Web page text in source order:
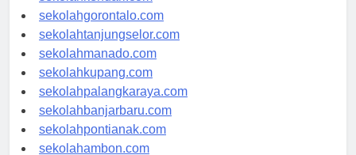
sekolahkendari.com
sekolahgorontalo.com
sekolahtanjungselor.com
sekolahmanado.com
sekolahkupang.com
sekolahpalangkaraya.com
sekolahbanjarbaru.com
sekolahpontianak.com